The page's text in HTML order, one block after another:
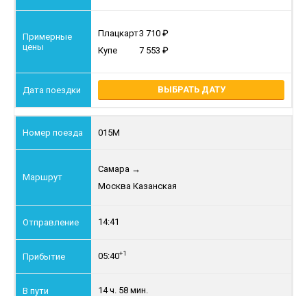
Плацкарт3 710
Купе
7 553
ВЫБРАТЬ ДАТУ
015М
Самара →
Москва Казанская
14:41
05:40+1
14 ч. 58 мин.